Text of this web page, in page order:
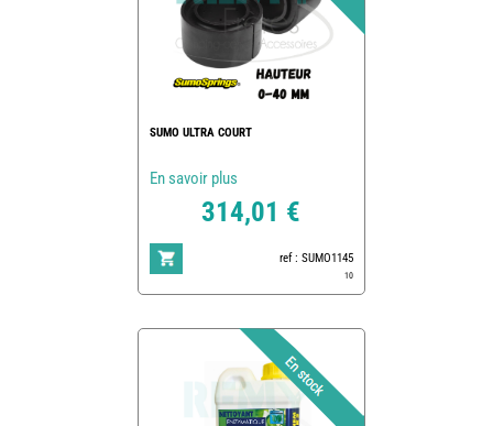
SUMO ULTRA COURT
En savoir plus
314,01 €
ref : SUMO1145
10